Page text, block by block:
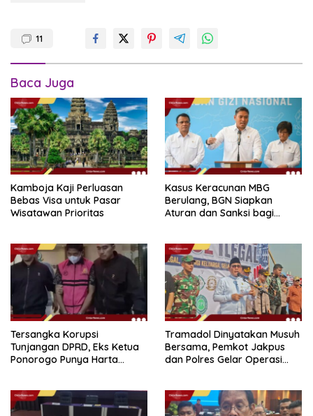
11
Baca Juga
Kamboja Kaji Perluasan
Bebas Visa untuk Pasar
Wisatawan Prioritas
Kasus Keracunan MBG
Berulang, BGN Siapkan
Aturan dan Sanksi bagi
Tersangka Korupsi
Tunjangan DPRD, Eks Ketua
Ponorogo Punya Harta
Tramadol Dinyatakan Musuh
Bersama, Pemkot Jakpus
dan Polres Gelar Operasi